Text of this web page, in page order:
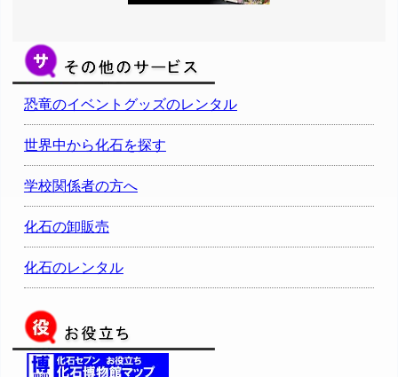
恐竜のイベントグッズのレンタル
世界中から化石を探す
学校関係者の方へ
化石の卸販売
化石のレンタル